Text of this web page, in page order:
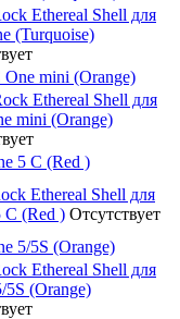
Ethereal Shell для
(Turquoise)
mini (Orange)
Ethereal Shell для
mini (Orange)
5 C (Red )
Ethereal Shell для
C (Red ) Отсутствует
5/5S (Orange)
Ethereal Shell для
5S (Orange)